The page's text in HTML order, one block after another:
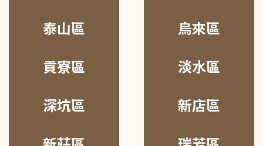
泰山區 烏來區
貢寮區 淡水區
深坑區 新店區